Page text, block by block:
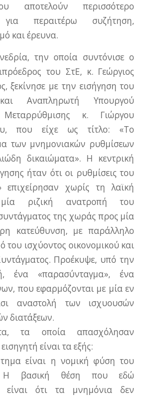
αποτελούν περισσότερο
περαιτέρω συζήτηση,
και έρευνα.
την οποία συντόνισε ο
του ΣτΕ, κ. Γεώργιος
ξεκίνησε με την εισήγηση του
Αναπληρωτή Υπουργού
Μεταρρύθμισης κ. Γιώργου
που είχε ως τίτλο: «Το
των μνημονιακών ρυθμίσεων
δικαιώματα». Η κεντρική
ήταν ότι οι ρυθμίσεις του
επιχείρησαν χωρίς τη λαϊκή
ριζική ανατροπή του
της χωράς προς μία
κατεύθυνση, με παράλληλο
του ισχύοντος οικονομικού και
Προέκυψε, υπό την
ένα «παρασύνταγμα», ένα
που εφαρμόζονται με μία εν
αναστολή των ισχυουσών
διατάξεων.
τα οποία απασχόλησαν
είναι τα εξής:
είναι η νομική φύση του
Η βασική θέση που εδώ
είναι ότι τα μνημόνια δεν